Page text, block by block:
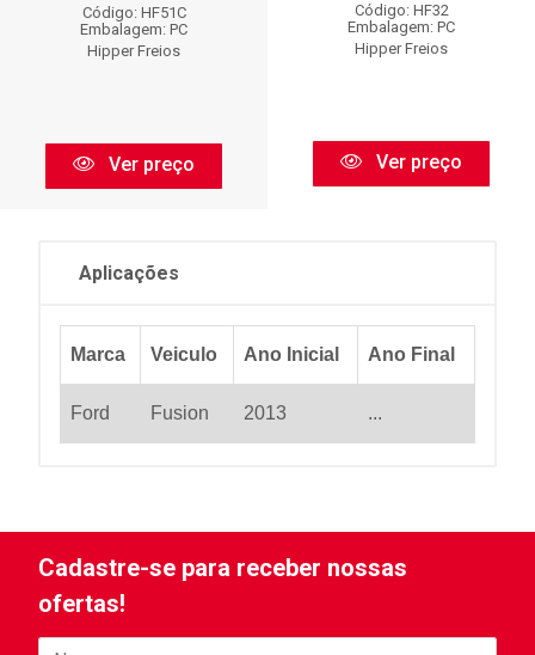
Código: HF51C
Embalagem: PC
Hipper Freios
Ver preço
Código: HF32
Embalagem: PC
Hipper Freios
Ver preço
Aplicações
Marca Veiculo Ano Inicial Ano Final
Ford Fusion 2013 ...
Cadastre-se para receber nossas
ofertas!